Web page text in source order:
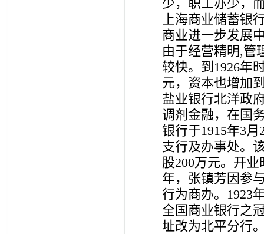
少，职工亦少，
上海商业储蓄银
商业进一步发展
由于经营精明,管
较快。到1926年
元，资本也增加
盐业银行北洋政
调剂金融，在国
银行于1915年3
支行及办事处。
股200万元。开
年，张镇芳因参
行为商办。1923
全国商业银行之
址改为北平分行